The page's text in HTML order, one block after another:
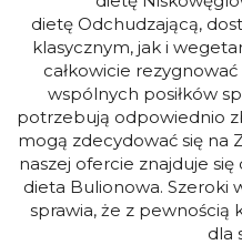
dietę Odchudzającą,
klasycznym, jak i
całkowicie
wspólnych posiłków
potrzebują odpowiednio
mogą zdecydować się na
naszej ofercie znajduje
dieta Bulionowa. Szeroki
sprawia, że z pewnością
dla